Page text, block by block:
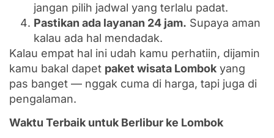
jangan pilih jadwal yang terlalu padat.
Pastikan ada layanan 24 jam. Supaya aman
kalau ada hal mendadak.
Kalau empat hal ini udah kamu perhatiin, dijamin
kamu bakal dapet paket wisata Lombok yang
pas banget — nggak cuma di harga, tapi juga di
pengalaman.
Waktu Terbaik untuk Berlibur ke Lombok